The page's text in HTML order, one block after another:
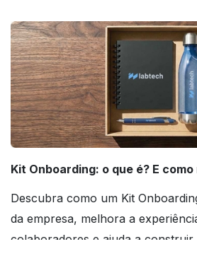
Kit Onboarding: o que é? E
Descubra como um Kit
da empresa, melhora a
colaboradores e ajuda a construir